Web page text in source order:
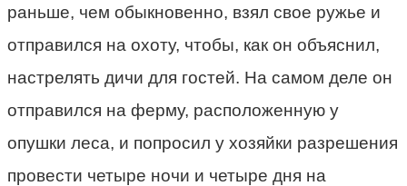
раньше, чем обыкновенно, взял свое ружье и
отправился на охоту, чтобы, как он объяснил,
настрелять дичи для гостей. На самом деле он
отправился на ферму, расположенную у
опушки леса, и попросил у хозяйки разрешения
провести четыре ночи и четыре дня на